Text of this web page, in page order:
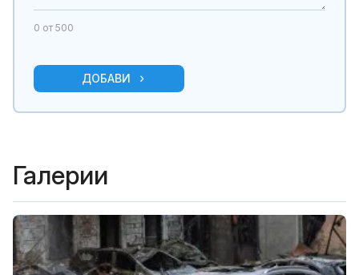
0 от 500
ДОБАВИ
Галерии